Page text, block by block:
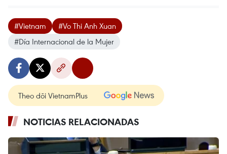
#Vietnam
#Vo Thi Anh Xuan
#Día Internacional de la Mujer
Theo dõi VietnamPlus
NOTICIAS RELACIONADAS